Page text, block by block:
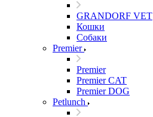
GRANDORF VET
Кошки
Собаки
Premier
Premier
Premier CAT
Premier DOG
Petlunch